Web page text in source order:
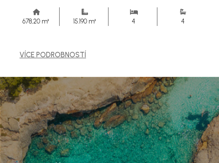
678,20 m² 15.190 m² 4 4
VÍCE PODROBNOSTÍ